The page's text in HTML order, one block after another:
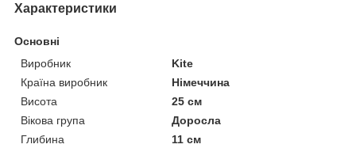
Характеристики
Основні
Виробник
Kite
Країна виробник
Німеччина
Висота
25 см
Вікова група
Доросла
Глибина
11 см